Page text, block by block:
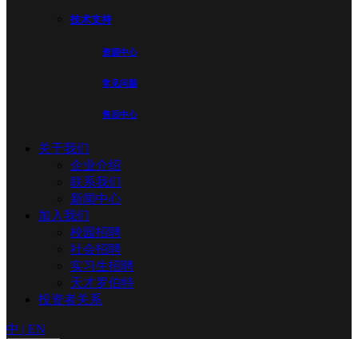
技术支持
资源中心
常见问题
售后中心
关于我们
企业介绍
联系我们
新闻中心
加入我们
校园招聘
社会招聘
实习生招聘
天才罗伯特
投资者关系
中 | EN